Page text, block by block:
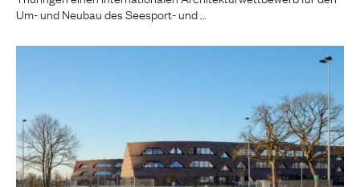
Um- und Neubau des Seesport- und …